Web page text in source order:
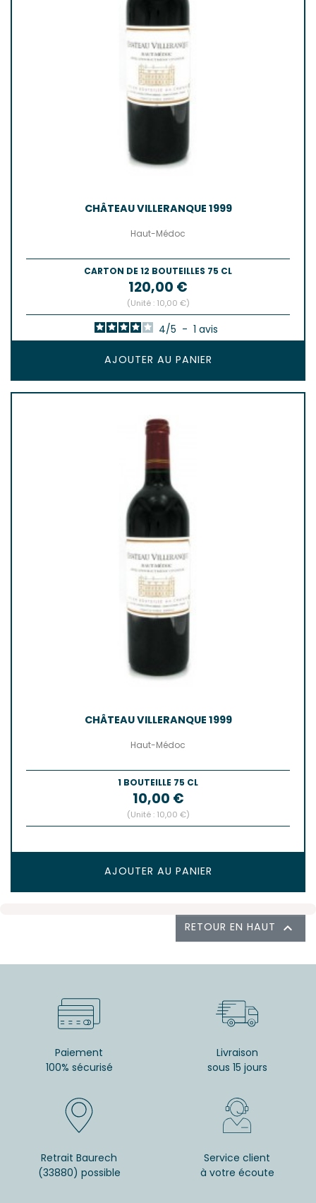
CHÂTEAU VILLERANQUE 1999
Haut-Médoc
CARTON DE 12 BOUTEILLES 75 CL
Prix
120,00 €
(Unité : 10,00 €)
4/5 - 1 avis
AJOUTER AU PANIER
CHÂTEAU VILLERANQUE 1999
Haut-Médoc
1 BOUTEILLE 75 CL
Prix
10,00 €
(Unité : 10,00 €)
AJOUTER AU PANIER
RETOUR EN HAUT 
Paiement
100% sécurisé
Livraison
sous 15 jours
Retrait Baurech
(33880) possible
Service client
à votre écoute